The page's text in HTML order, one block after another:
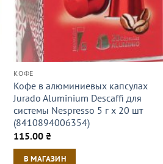
КОФЕ
Кофе в алюминиевых капсулах
Jurado Aluminium Descaffi для
системы Nespresso 5 г х 20 шт
(8410894006354)
115.00₴
В МАГАЗИН